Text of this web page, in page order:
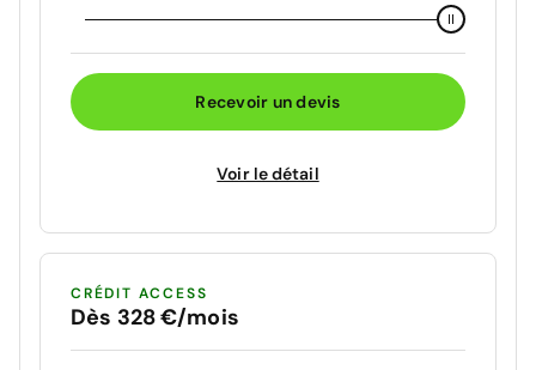
Recevoir un devis
Voir le détail
CRÉDIT ACCESS
Dès 328 €/mois